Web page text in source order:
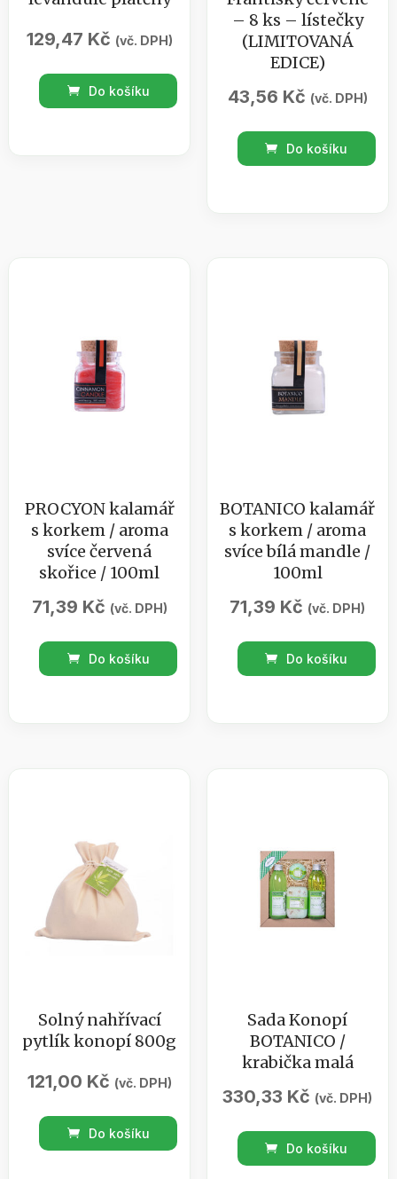
129,47 Kč (vč. DPH)
Solný
pytlík
Do košíku
– 8 ks – lístečky
(LIMITOVANÁ
EDICE)
43,56 Kč (vč. DPH)
PROCYON
Vánoční
(LIMITOVANÁ
množství
Do košíku
PROCYON kalamář
s korkem / aroma
svíce červená
skořice / 100ml
71,39 Kč (vč. DPH)
PROCYON
kalamář
100ml
množství
Do košíku
BOTANICO kalamář
s korkem / aroma
svíce bílá mandle /
100ml
71,39 Kč (vč. DPH)
BOTANICO
kalamář
množství
Do košíku
Solný nahřívací
pytlík konopí 800g
121,00 Kč (vč. DPH)
Solný
nahřívací
Do košíku
Sada Konopí
BOTANICO /
krabička malá
330,33 Kč (vč. DPH)
Sada
Konopí
Do košíku